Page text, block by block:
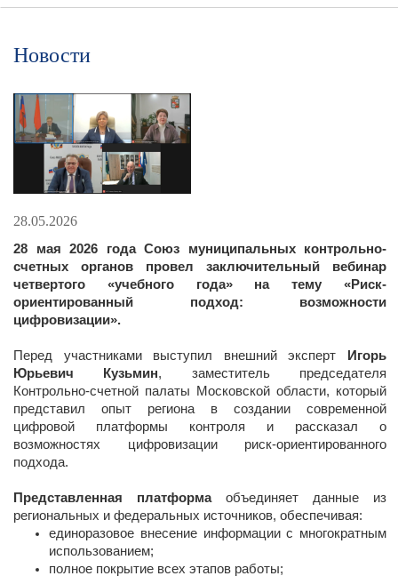
Новости
28.05.2026
28 мая 2026 года Союз муниципальных контрольно-
счетных органов провел заключительный вебинар
четвертого «учебного года» на тему «Риск-
ориентированный подход: возможности
цифровизации».
Перед участниками выступил внешний эксперт
Игорь
Юрьевич Кузьмин, заместитель председателя
Контрольно-счетной палаты Московской области, который
представил опыт региона в создании современной
цифровой платформы контроля и рассказал о
возможностях цифровизации риск-ориентированного
подхода.
Представленная платформаобъединяет данные из
региональных и федеральных источников, обеспечивая:
единоразовое внесение информации с многократным
использованием;
полное покрытие всех этапов работы;